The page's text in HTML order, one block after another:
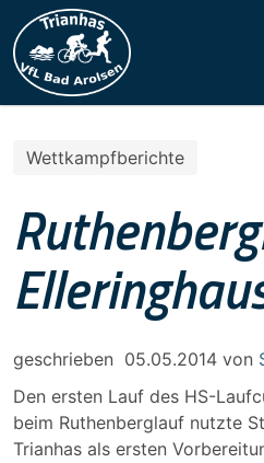
Wettkampfberichte
geschrieben 05.05.2014 von
Den ersten Lauf des HS-
beim Ruthenberglauf nutzte
Trianhas als ersten